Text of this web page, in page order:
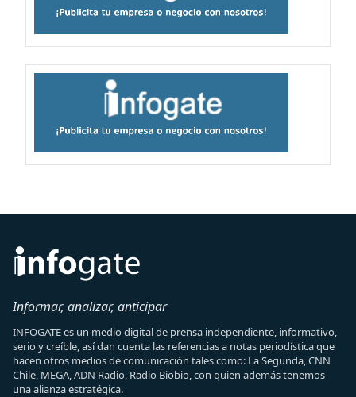
Informar, analizar, anticipar
INFOGATE es un medio digital de prensa independiente, informativo,
serio y creíble, así dan cuenta las referencias a notas periodística que
hacen otros medios de comunicación tales como: La Segunda, CNN
Chile, MEGA, ADN Radio, Radio Biobio, con quien además tenemos
una alianza estratégica.